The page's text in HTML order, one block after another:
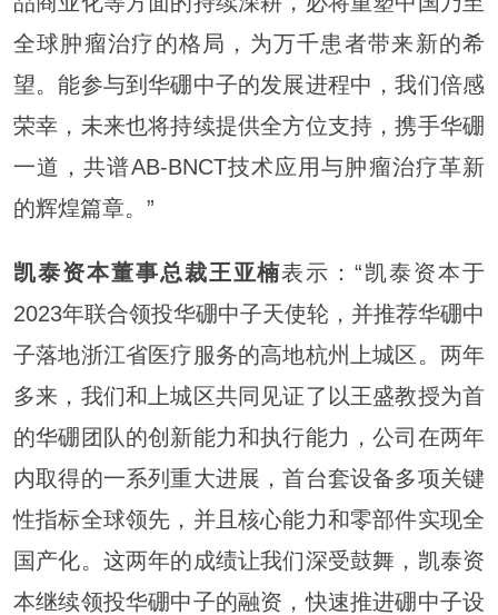
全球肿瘤治疗的格局，为万千患者带来新的希
望。能参与到华硼中子的发展进程中，我们倍感
荣幸，未来也将持续提供全方位支持，携手华硼
一道，共谱AB-BNCT技术应用与肿瘤治疗革新
的辉煌篇章。”
凯泰资本董事总裁王亚楠表示：“凯泰资本于
2023年联合领投华硼中子天使轮，并推荐华硼中
子落地浙江省医疗服务的高地杭州上城区。两年
多来，我们和上城区共同见证了以王盛教授为首
的华硼团队的创新能力和执行能力，公司在两年
内取得的一系列重大进展，首台套设备多项关键
性指标全球领先，并且核心能力和零部件实现全
国产化。这两年的成绩让我们深受鼓舞，凯泰资
本继续领投华硼中子的融资，快速推进硼中子设